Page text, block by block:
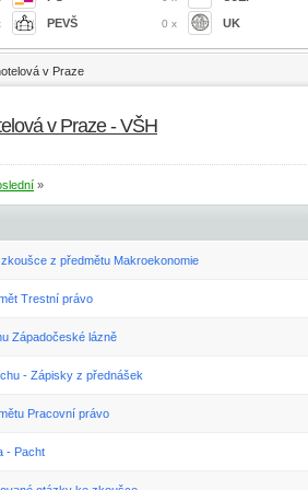
PEVŠ 0 x
UK
v Praze
v Praze - VŠH
»
z předmětu Makroekonomie
Trestní právo
Západočeské lázně
- Zápisky z přednášek
Pracovní právo
- Pacht